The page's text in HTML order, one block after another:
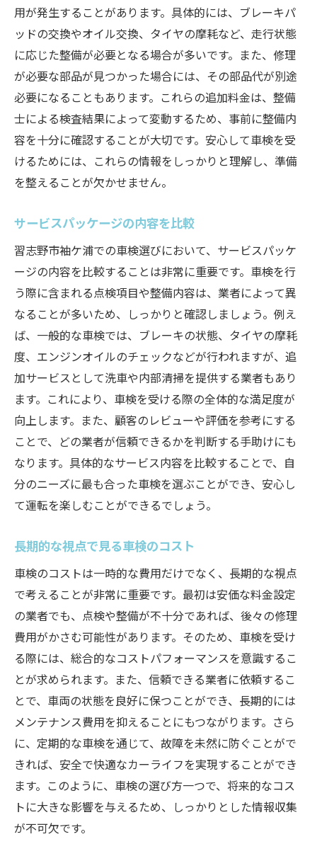
用が発生することがあります。具体的には、ブレーキパ
ッドの交換やオイル交換、タイヤの摩耗など、走行状態
に応じた整備が必要となる場合が多いです。また、修理
が必要な部品が見つかった場合には、その部品代が別途
必要になることもあります。これらの追加料金は、整備
士による検査結果によって変動するため、事前に整備内
容を十分に確認することが大切です。安心して車検を受
けるためには、これらの情報をしっかりと理解し、準備
を整えることが欠かせません。
サービスパッケージの内容を比較
習志野市袖ケ浦での車検選びにおいて、サービスパッケ
ージの内容を比較することは非常に重要です。車検を行
う際に含まれる点検項目や整備内容は、業者によって異
なることが多いため、しっかりと確認しましょう。例え
ば、一般的な車検では、ブレーキの状態、タイヤの摩耗
度、エンジンオイルのチェックなどが行われますが、追
加サービスとして洗車や内部清掃を提供する業者もあり
ます。これにより、車検を受ける際の全体的な満足度が
向上します。また、顧客のレビューや評価を参考にする
ことで、どの業者が信頼できるかを判断する手助けにも
なります。具体的なサービス内容を比較することで、自
分のニーズに最も合った車検を選ぶことができ、安心し
て運転を楽しむことができるでしょう。
長期的な視点で見る車検のコスト
車検のコストは一時的な費用だけでなく、長期的な視点
で考えることが非常に重要です。最初は安価な料金設定
の業者でも、点検や整備が不十分であれば、後々の修理
費用がかさむ可能性があります。そのため、車検を受け
る際には、総合的なコストパフォーマンスを意識するこ
とが求められます。また、信頼できる業者に依頼するこ
とで、車両の状態を良好に保つことができ、長期的には
メンテナンス費用を抑えることにもつながります。さら
に、定期的な車検を通じて、故障を未然に防ぐことがで
きれば、安全で快適なカーライフを実現することができ
ます。このように、車検の選び方一つで、将来的なコス
トに大きな影響を与えるため、しっかりとした情報収集
が不可欠です。